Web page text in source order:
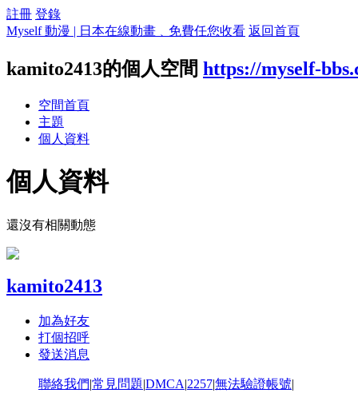
註冊 登錄
Myself 動漫 | 日本在線動畫﹑免費任您收看 返回首頁
kamito2413的個人空間 https://myself-
空間首頁
主題
個人資料
個人資料
還沒有相關動態
kamito2413
加為好友
打個招呼
發送消息
聯絡我們|常見問題|DMCA|2257|無法驗證帳號|